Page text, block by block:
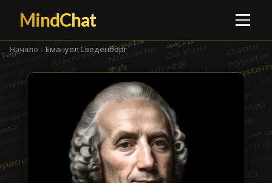
MindChat
Начало › Емануел Сведенборг